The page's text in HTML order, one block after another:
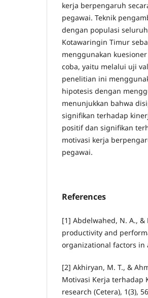
kerja berpengaruh
pegawai. Teknik
dengan populasi
Kotawaringin Timur
menggunakan
coba, yaitu melalui uji
penelitian ini
hipotesis dengan
menunjukkan bahwa
signifikan terhadap
positif dan signifikan
motivasi kerja
pegawai.
References
[1] Abdelwahed, N. A.,
productivity and
organizational factors in
[2] Akhiryan, M. T., &
Motivasi Kerja terhadap
research (Cetera), 1(3),